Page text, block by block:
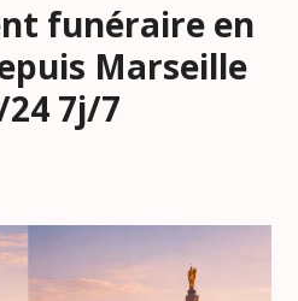
funéraire en
Marseille
7j/7